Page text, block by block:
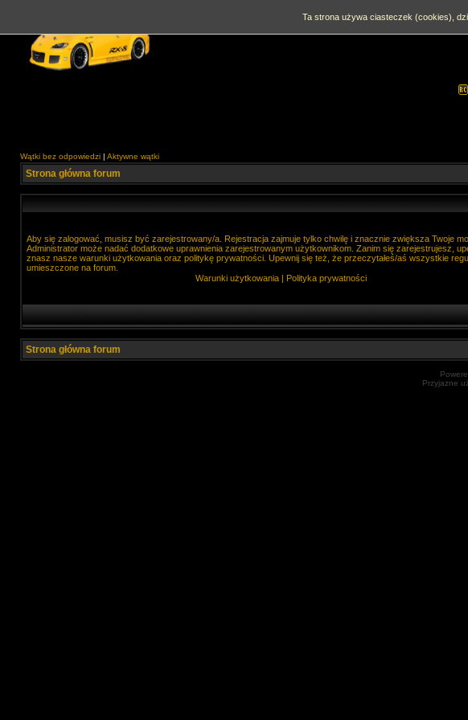
Wątki bez odpowiedzi | Aktywne wątki
Strona główna forum
Aby się zalogować, musisz być zarejestrowany/a. Rejestracja zajmuje tylko chwilę i znacznie zwiększa Twoje
Administrator może nadać dodatkowe uprawnienia zarejestrowanym użytkownikom. Zanim się zarejestrujesz,
znasz nasze warunki użytkowania oraz politykę prywatności. Upewnij się też, że przeczytałeś/aś wszystkie
umieszczone na forum.
Warunki użytkowania | Polityka prywatności
Strona główna forum
Przyjazne
Ta strona używa ciasteczek (cookies),